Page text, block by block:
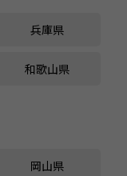
兵庫県
和歌山県
岡山県